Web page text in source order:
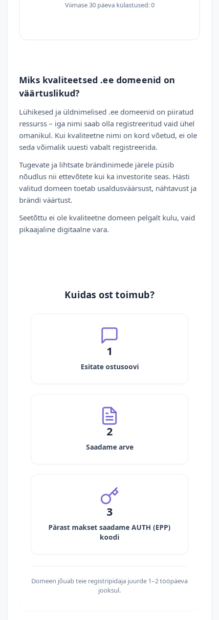
Viimase 30 päeva külastused: 0
Miks kvaliteetsed .ee domeenid on
väärtuslikud?
Lühikesed ja üldnimelised .ee domeenid on piiratud
ressurss – iga nimi saab olla registreeritud vaid ühel
omanikul. Kui kvaliteetne nimi on kord võetud, ei ole
seda võimalik uuesti vabalt registreerida.
Tugevate ja lihtsate brändinimede järele püsib
nõudlus nii ettevõtete kui ka investorite seas. Hästi
valitud domeen toetab usaldusväärsust, nähtavust ja
brändi väärtust.
Seetõttu ei ole kvaliteetne domeen pelgalt kulu, vaid
pikaajaline digitaalne vara.
Kuidas ost toimub?
1
Esitate ostusoovi
2
Saadame arve
3
Pärast makset saadame AUTH (EPP)
koodi
Domeen jõuab teie registripidaja juurde 1–2 tööpäeva
jooksul.